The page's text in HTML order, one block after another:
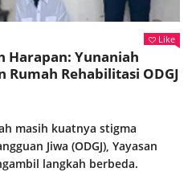
Like
Harapan: Yunaniah
Rumah Rehabilitasi ODGJ
masih kuatnya stigma
Jiwa (ODGJ), Yayasan
langkah berbeda.